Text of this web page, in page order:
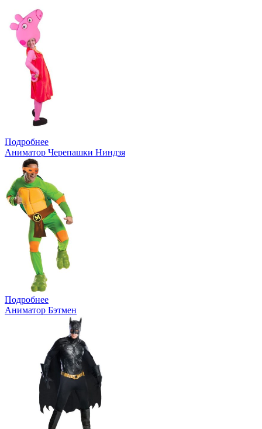
Подробнее
Аниматор Черепашки Ниндзя
Подробнее
Аниматор Бэтмен